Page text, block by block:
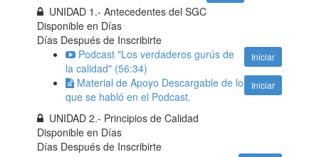
UNIDAD 1.- Antecedentes del SGC
Disponible en Días
Días Después de Inscribirte
Iniciar
Podcast "Los verdaderos gurús de
la calidad" (56:34)
Iniciar
Material de Apoyo Descargable de lo
que se habló en el Podcast.
UNIDAD 2.- Principios de Calidad
Disponible en Días
Días Después de Inscribirte